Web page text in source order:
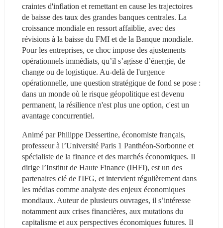
craintes d'inflation et remettant en cause les trajectoires
de baisse des taux des grandes banques centrales. La
croissance mondiale en ressort affaiblie, avec des
révisions à la baisse du FMI et de la Banque mondiale.
Pour les entreprises, ce choc impose des ajustements
opérationnels immédiats, qu’il s’agisse d’énergie, de
change ou de logistique. Au-delà de l'urgence
opérationnelle, une question stratégique de fond se pose :
dans un monde où le risque géopolitique est devenu
permanent, la résilience n'est plus une option, c'est un
avantage concurrentiel.
Animé par Philippe Dessertine, économiste français,
professeur à l’Université Paris 1 Panthéon-Sorbonne et
spécialiste de la finance et des marchés économiques. Il
dirige l’Institut de Haute Finance (IHFI), est un des
partenaires clé de l'IFG, et intervient régulièrement dans
les médias comme analyste des enjeux économiques
mondiaux. Auteur de plusieurs ouvrages, il s’intéresse
notamment aux crises financières, aux mutations du
capitalisme et aux perspectives économiques futures. Il